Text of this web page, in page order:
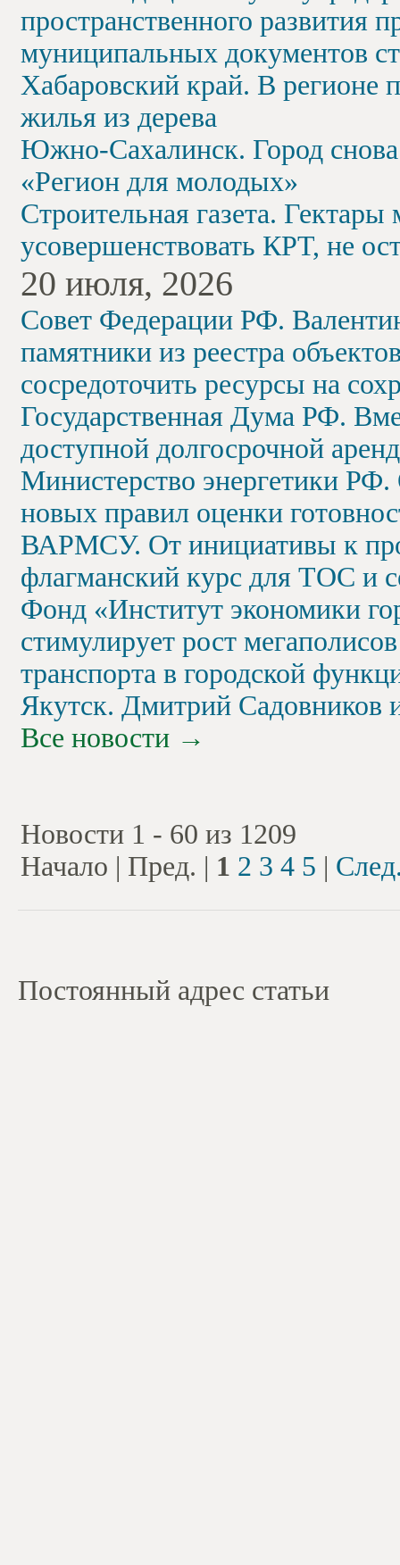
пространственного развития
муниципальных документов
Хабаровский край. В регионе
жилья из дерева
Южно-Сахалинск. Город снова
«Регион для молодых»
Строительная газета.
усовершенствовать КРТ, не
20 июля, 2026
Совет Федерации РФ.
памятники из реестра
сосредоточить ресурсы на
Государственная Дума РФ.
доступной долгосрочной
Министерство энергетики
новых правил оценки
ВАРМСУ. От инициативы к
флагманский курс для ТОС и
Фонд «Институт экономики
стимулирует рост
транспорта в городской
Якутск. Дмитрий Садовников
Все новости →
Новости 1 - 60 из 1209
Начало | Пред. | 1 2 3 4 5 |
Постоянный адрес статьи